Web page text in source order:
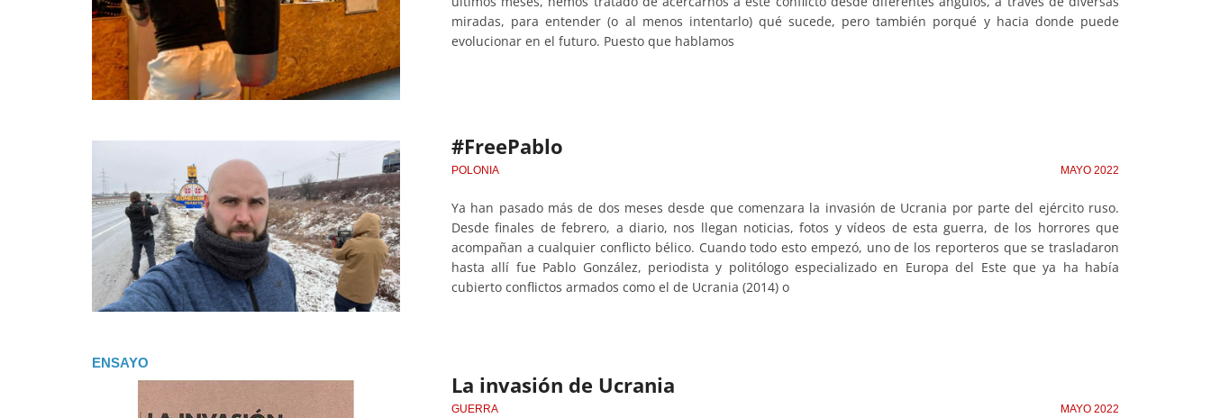
miradas, para entender (o al menos intentarlo) qué sucede, pero también porqué y hacia donde puede
evolucionar en el futuro. Puesto que hablamos
#FreePablo
POLONIA MAYO 2022
Ya han pasado más de dos meses desde que comenzara la invasión de Ucrania por parte del ejército ruso.
Desde finales de febrero, a diario, nos llegan noticias, fotos y vídeos de esta guerra, de los horrores que
acompañan a cualquier conflicto bélico. Cuando todo esto empezó, uno de los reporteros que se trasladaron
hasta allí fue Pablo González, periodista y politólogo especializado en Europa del Este que ya ha había
cubierto conflictos armados como el de Ucrania (2014) o
ENSAYO
La invasión de Ucrania
GUERRA MAYO 2022